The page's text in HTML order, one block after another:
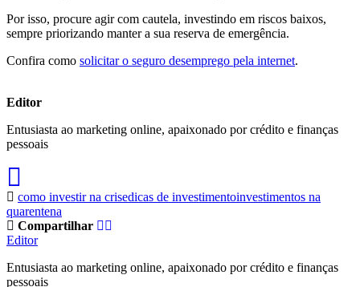
Por isso, procure agir com cautela, investindo em riscos baixos,
sempre priorizando manter a sua reserva de emergência.
Confira como solicitar o seguro desemprego pela internet.
Editor
Entusiasta ao marketing online, apaixonado por crédito e finanças
pessoais
como investir na crisedicas de investimentoinvestimentos na
quarentena
Compartilhar
Editor
Entusiasta ao marketing online, apaixonado por crédito e finanças
pessoais